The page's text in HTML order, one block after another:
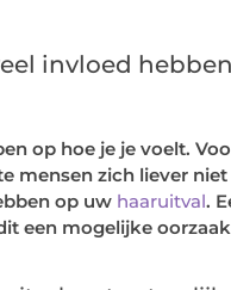
invloed
op hoe je je voelt.
zich liever
op uw haaruitval.
een mogelijke